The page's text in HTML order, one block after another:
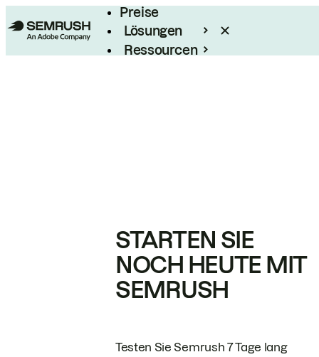
Preise
Lösungen
Ressourcen
STARTEN SIE
NOCH HEUTE MIT
SEMRUSH
Testen Sie Semrush 7 Tage lang